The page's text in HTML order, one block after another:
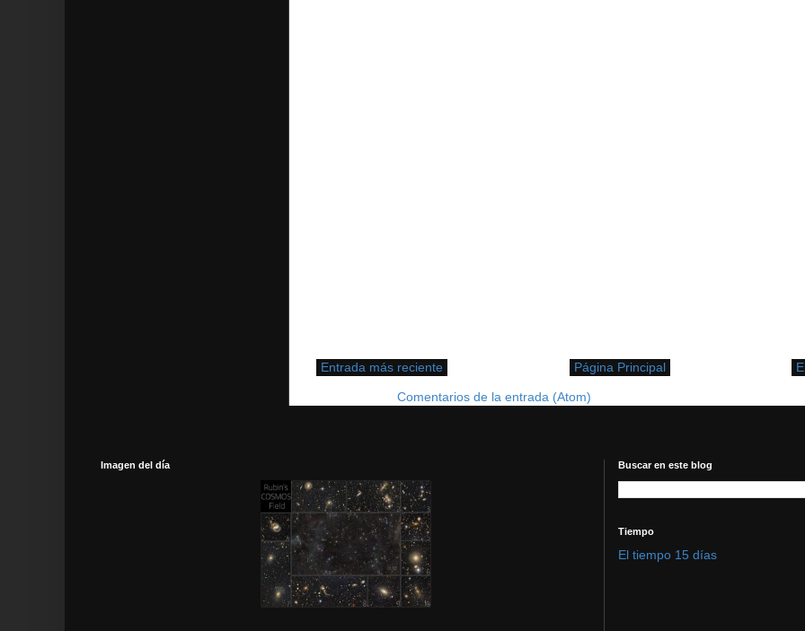
Entrada más reciente Página Principal
Comentarios de la entrada (Atom)
Imagen del día Buscar en este blog
Tiempo
El tiempo 15 días